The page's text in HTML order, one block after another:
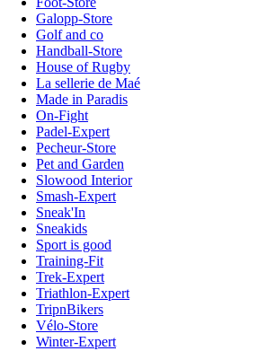
Galopp-Store
Golf and co
Handball-Store
House of Rugby
La sellerie de Maé
Made in Paradis
On-Fight
Padel-Expert
Pecheur-Store
Pet and Garden
Slowood Interior
Smash-Expert
Sneak'In
Sneakids
Sport is good
Training-Fit
Trek-Expert
Triathlon-Expert
TripnBikers
Vélo-Store
Winter-Expert